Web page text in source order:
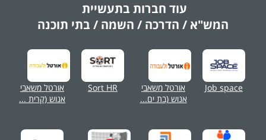
עוד חברות בתעשיית
המש"א / הדרכה / השמה / בתי תוכנה
Job space
אורטל משאבי
אנוש (בת ים...
Sort HR
אורטל משאבי
אנוש (קרית ...